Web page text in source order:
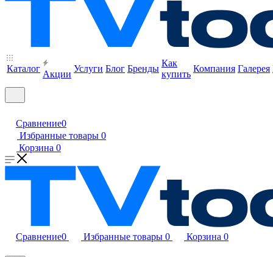
Каталог
Акции
Услуги Блог Бренды
Как
купить
Компания Галерея
Сравнение0
Избранные товары 0
Корзина 0
Сравнение0 Избранные товары 0 Корзина 0